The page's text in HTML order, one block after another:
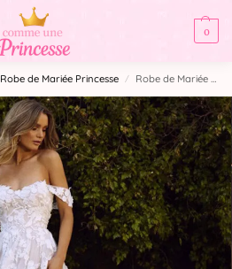
0
Robe de Mariée Princesse / Robe de Mariée Princesse Col Bateau